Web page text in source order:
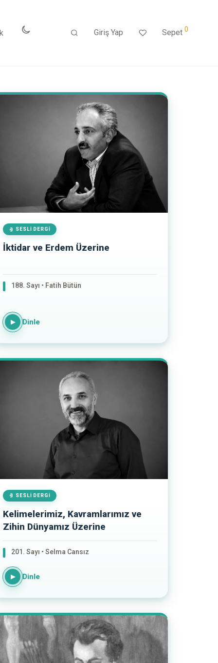
Giriş Yap Sepet 0
SESLI DERGI
İktidar ve Erdem Üzerine
188. Sayı • Fatih Bütün
▶ Dinle
SESLI DERGI
Kelimelerimiz, Kavramlarımız ve
Zihin Dünyamız Üzerine
201. Sayı • Selma Cansız
▶ Dinle